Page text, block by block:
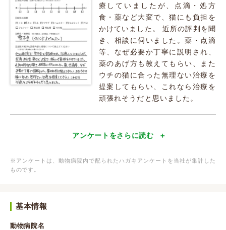
療していましたが、点滴・処方
食・薬など大変で、猫にも負担を
かけていました。 近所の評判を聞
き、相談に伺いました。薬・点滴
等、なぜ必要か丁寧に説明され、
薬のあげ方も教えてもらい、また
ウチの猫に合った無理ない治療を
提案してもらい、これなら治療を
頑張れそうだと思いました。
アンケートをさらに読む
※アンケートは、動物病院内で配られたハガキアンケートを当社が集計した
ものです。
基本情報
動物病院名